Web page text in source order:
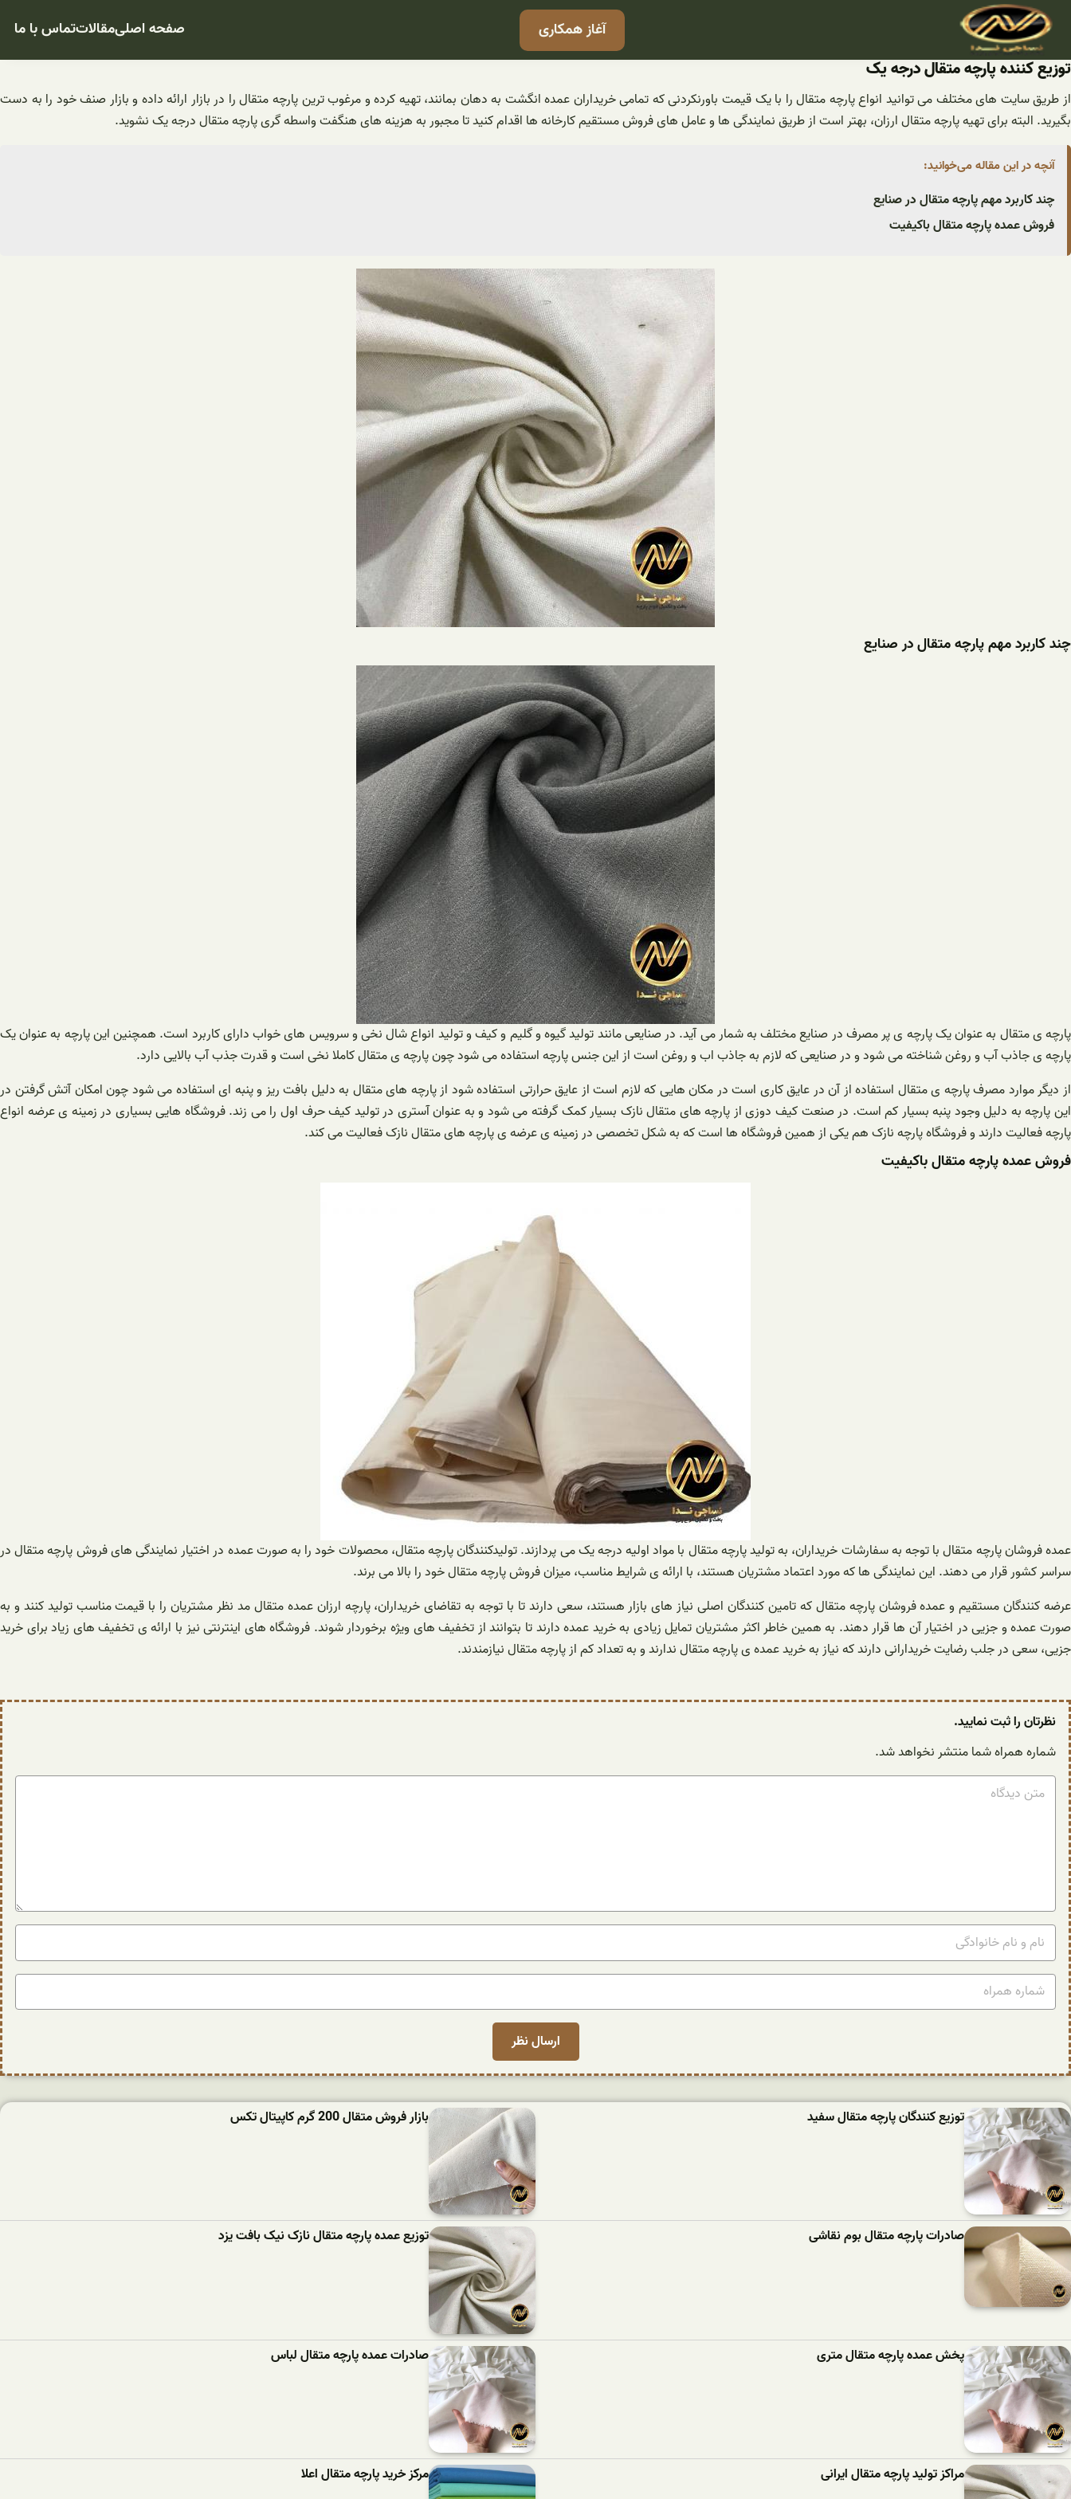
آغاز همکاری صفحه اصلیمقالاتتماس با ما
توزیع کننده پارچه متقال درجه یک
از طریق سایت های مختلف می توانید انواع پارچه متقال را با یک قیمت باورنکردنی که تمامی خریداران عمده انگشت به دهان بمانند، تهیه کرده و مرغوب ترین پارچه متقال را در بازار ارائه داده و بازار صنف خود را به دست
بگیرید. البته برای تهیه پارچه متقال ارزان، بهتر است از طریق نمایندگی ها و عامل های فروش مستقیم کارخانه ها اقدام کنید تا مجبور به هزینه های هنگفت واسطه گری پارچه متقال درجه یک نشوید.
آنچه در این مقاله می‌خوانید:
چند کاربرد مهم پارچه متقال در صنایع
فروش عمده پارچه متقال باکیفیت
چند کاربرد مهم پارچه متقال در صنایع
پارچه ی متقال به عنوان یک پارچه ی پر مصرف در صنایع مختلف به شمار می آید. در صنایعی مانند تولید گیوه و گلیم و کیف و تولید انواع شال نخی و سرویس های خواب دارای کاربرد است. همچنین این پارچه به عنوان یک
پارچه ی جاذب آب و روغن شناخته می شود و در صنایعی که لازم به جاذب اب و روغن است از این جنس پارچه استفاده می شود چون پارچه ی متقال کاملا نخی است و قدرت جذب آب بالایی دارد.
از دیگر موارد مصرف پارچه ی متقال استفاده از آن در عایق کاری است در مکان هایی که لازم است از عایق حرارتی استفاده شود از پارچه های متقال به دلیل بافت ریز و پنبه ای استفاده می شود چون امکان آتش گرفتن در
این پارچه به دلیل وجود پنبه بسیار کم است. در صنعت کیف دوزی از پارچه های متقال نازک بسیار کمک گرفته می شود و به عنوان آستری در تولید کیف حرف اول را می زند. فروشگاه هایی بسیاری در زمینه ی عرضه انواع
پارچه فعالیت دارند و فروشگاه پارچه نازک هم یکی از همین فروشگاه ها است که به شکل تخصصی در زمینه ی عرضه ی پارچه های متقال نازک فعالیت می کند.
فروش عمده پارچه متقال باکیفیت
عمده فروشان پارچه متقال با توجه به سفارشات خریداران، به تولید پارچه متقال با مواد اولیه درجه یک می پردازند. تولیدکنندگان پارچه متقال، محصولات خود را به صورت عمده در اختیار نمایندگی های فروش پارچه متقال در
سراسر کشور قرار می دهند. این نمایندگی ها که مورد اعتماد مشتریان هستند، با ارائه ی شرایط مناسب، میزان فروش پارچه متقال خود را بالا می برند.
عرضه کنندگان مستقیم و عمده فروشان پارچه متقال که تامین کنندگان اصلی نیاز های بازار هستند، سعی دارند تا با توجه به تقاضای خریداران، پارچه ارزان عمده متقال مد نظر مشتریان را با قیمت مناسب تولید کنند و به
صورت عمده و جزیی در اختیار آن ها قرار دهند. به همین خاطر اکثر مشتریان تمایل زیادی به خرید عمده دارند تا بتوانند از تخفیف های ویژه برخوردار شوند. فروشگاه های اینترنتی نیز با ارائه ی تخفیف های زیاد برای خرید
جزیی، سعی در جلب رضایت خریدارانی دارند که نیاز به خرید عمده ی پارچه متقال ندارند و به تعداد کم از پارچه متقال نیازمندند.
نظرتان را ثبت نمایید.
شماره همراه شما منتشر نخواهد شد.
توزیع کنندگان پارچه متقال سفید بازار فروش متقال 200 گرم کاپیتال تکس
صادرات پارچه متقال بوم نقاشی توزیع عمده پارچه متقال نازک نیک بافت یزد
پخش عمده پارچه متقال متری صادرات عمده پارچه متقال لباس
مراکز تولید پارچه متقال ایرانی مرکز خرید پارچه متقال اعلا